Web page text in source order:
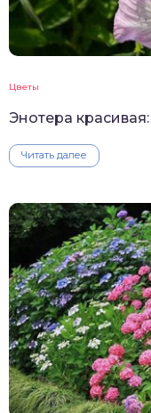
Цветы
Энотера
Читать далее